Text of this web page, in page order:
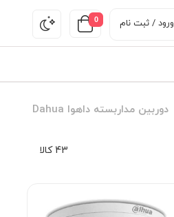
0 ورود / ثبت نام
دوربین مداربسته داهوا Dahua
43 کالا